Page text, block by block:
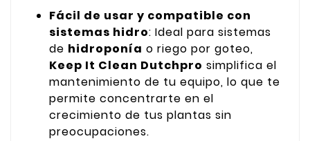
Fácil de usar y compatible con
sistemas hidro: Ideal para sistemas
de hidroponía o riego por goteo,
Keep It Clean Dutchpro simplifica el
mantenimiento de tu equipo, lo que te
permite concentrarte en el
crecimiento de tus plantas sin
preocupaciones.